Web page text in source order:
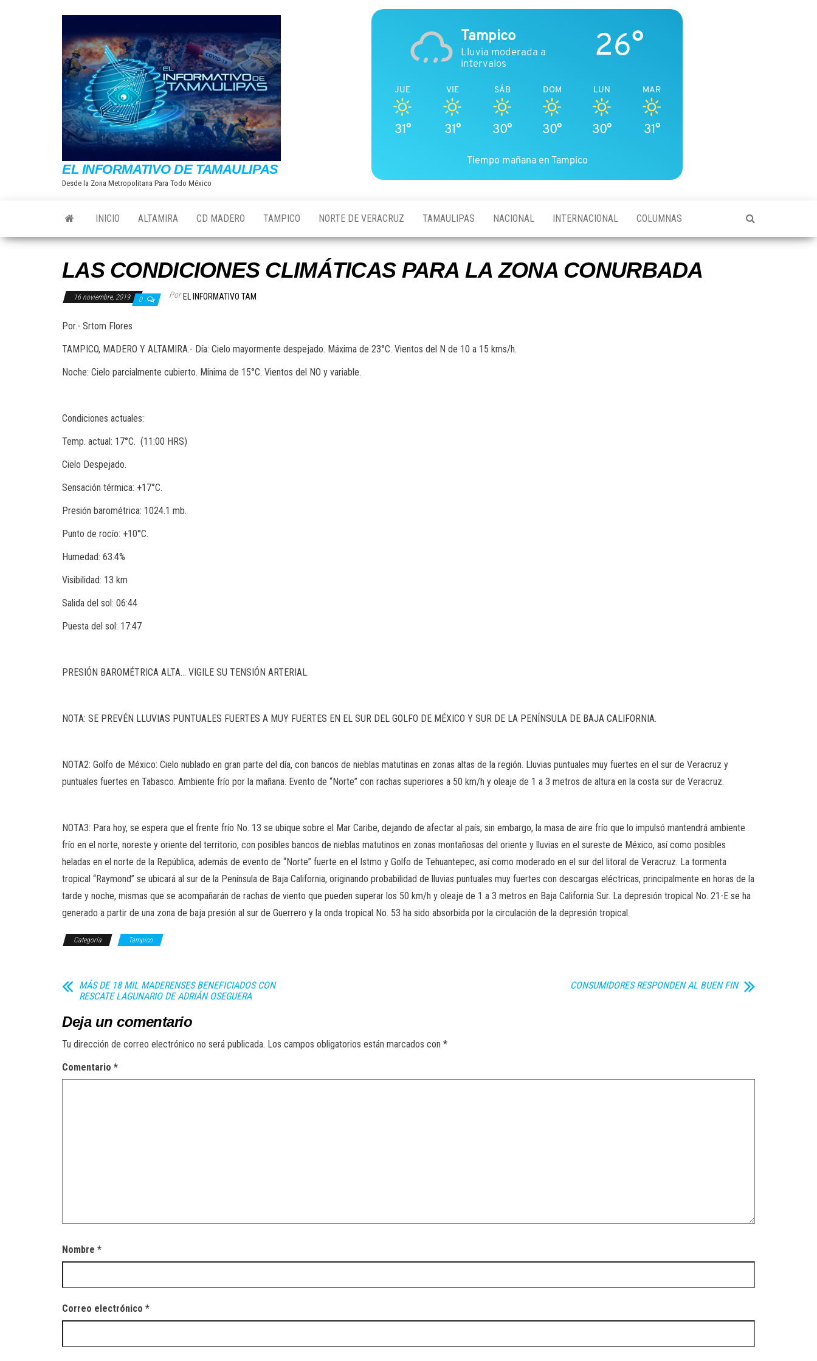
EL INFORMATIVO DE TAMAULIPAS
Desde la Zona Metropolitana Para Todo México
Tampico
Lluvia moderada a
intervalos
26°
JUE
31°
VIE
31°
SÁB
30°
DOM
30°
LUN
30°
MAR
31°
Tiempo mañana en Tampico
INICIO ALTAMIRA CD MADERO TAMPICO NORTE DE VERACRUZ TAMAULIPAS NACIONAL INTERNACIONAL COLUMNAS
LAS CONDICIONES CLIMÁTICAS PARA LA ZONA CONURBADA
16 noviembre, 2019 0 Por EL INFORMATIVO TAM
Por.- Srtom Flores
TAMPICO, MADERO Y ALTAMIRA.- Día: Cielo mayormente despejado. Máxima de 23°C. Vientos del N de 10 a 15 kms/h.
Noche: Cielo parcialmente cubierto. Mínima de 15°C. Vientos del NO y variable.
Condiciones actuales:
Temp. actual: 17°C. (11:00 HRS)
Cielo Despejado.
Sensación térmica: +17°C.
Presión barométrica: 1024.1 mb.
Punto de rocío: +10°C.
Humedad: 63.4%
Visibilidad: 13 km
Salida del sol: 06:44
Puesta del sol: 17:47
PRESIÓN BAROMÉTRICA ALTA… VIGILE SU TENSIÓN ARTERIAL.
NOTA: SE PREVÉN LLUVIAS PUNTUALES FUERTES A MUY FUERTES EN EL SUR DEL GOLFO DE MÉXICO Y SUR DE LA PENÍNSULA DE BAJA CALIFORNIA.
NOTA2: Golfo de México: Cielo nublado en gran parte del día, con bancos de nieblas matutinas en zonas altas de la región. Lluvias puntuales muy fuertes en el sur de Veracruz y
puntuales fuertes en Tabasco. Ambiente frío por la mañana. Evento de “Norte” con rachas superiores a 50 km/h y oleaje de 1 a 3 metros de altura en la costa sur de Veracruz.
NOTA3: Para hoy, se espera que el frente frío No. 13 se ubique sobre el Mar Caribe, dejando de afectar al país; sin embargo, la masa de aire frío que lo impulsó mantendrá ambiente
frío en el norte, noreste y oriente del territorio, con posibles bancos de nieblas matutinos en zonas montañosas del oriente y lluvias en el sureste de México, así como posibles
heladas en el norte de la República, además de evento de “Norte” fuerte en el Istmo y Golfo de Tehuantepec, así como moderado en el sur del litoral de Veracruz. La tormenta
tropical “Raymond” se ubicará al sur de la Península de Baja California, originando probabilidad de lluvias puntuales muy fuertes con descargas eléctricas, principalmente en horas de la
tarde y noche, mismas que se acompañarán de rachas de viento que pueden superar los 50 km/h y oleaje de 1 a 3 metros en Baja California Sur. La depresión tropical No. 21-E se ha
generado a partir de una zona de baja presión al sur de Guerrero y la onda tropical No. 53 ha sido absorbida por la circulación de la depresión tropical.
Categoría Tampico
MÁS DE 18 MIL MADERENSES BENEFICIADOS CON
RESCATE LAGUNARIO DE ADRIÁN OSEGUERA
CONSUMIDORES RESPONDEN AL BUEN FIN
Deja un comentario
Tu dirección de correo electrónico no será publicada. Los campos obligatorios están marcados con *
Comentario *
Nombre *
Correo electrónico *